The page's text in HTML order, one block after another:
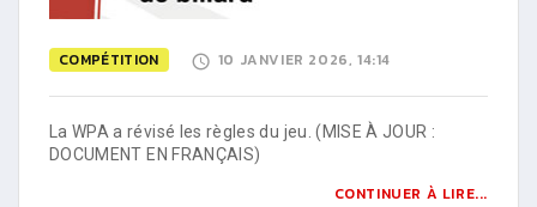
COMPÉTITION 10 JANVIER 2026, 14:14
La WPA a révisé les règles du jeu. (MISE À JOUR :
DOCUMENT EN FRANÇAIS)
CONTINUER À LIRE...